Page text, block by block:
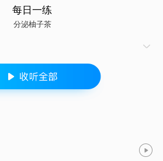
每日一练
分泌柚子茶